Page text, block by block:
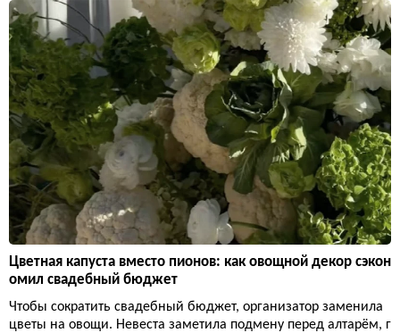
Цветная капуста вместо пионов: как овощной декор сэкон
омил свадебный бюджет
Чтобы сократить свадебный бюджет, организатор заменила
цветы на овощи. Невеста заметила подмену перед алтарём, г